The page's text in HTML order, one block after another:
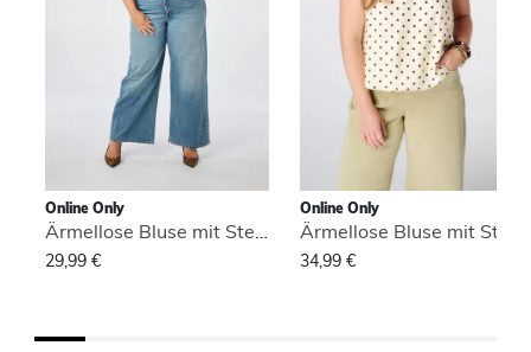
Online Only
Ärmellose Bluse mit Stehkragen
29,99 €
Online Only
34,99 €